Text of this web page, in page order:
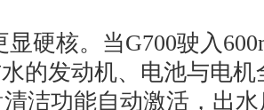
显硬核。当G700驶入
的发动机、电池与电
洁功能自动激活，出